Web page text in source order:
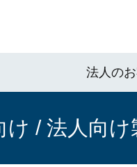
法人の
/ 法人向け